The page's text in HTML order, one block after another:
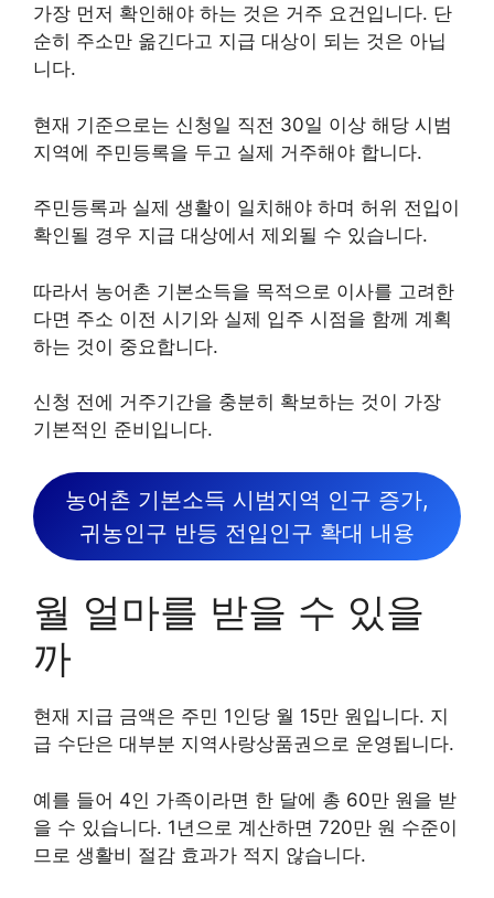
가장 먼저 확인해야 하는 것은 거주 요건입니다. 단
순히 주소만 옮긴다고 지급 대상이 되는 것은 아닙
니다.
현재 기준으로는 신청일 직전 30일 이상 해당 시범
지역에 주민등록을 두고 실제 거주해야 합니다.
주민등록과 실제 생활이 일치해야 하며 허위 전입이
확인될 경우 지급 대상에서 제외될 수 있습니다.
따라서 농어촌 기본소득을 목적으로 이사를 고려한
다면 주소 이전 시기와 실제 입주 시점을 함께 계획
하는 것이 중요합니다.
신청 전에 거주기간을 충분히 확보하는 것이 가장
기본적인 준비입니다.
농어촌 기본소득 시범지역 인구 증가,
귀농인구 반등 전입인구 확대 내용
월 얼마를 받을 수 있을
까
현재 지급 금액은 주민 1인당 월 15만 원입니다. 지
급 수단은 대부분 지역사랑상품권으로 운영됩니다.
예를 들어 4인 가족이라면 한 달에 총 60만 원을 받
을 수 있습니다. 1년으로 계산하면 720만 원 수준이
므로 생활비 절감 효과가 적지 않습니다.